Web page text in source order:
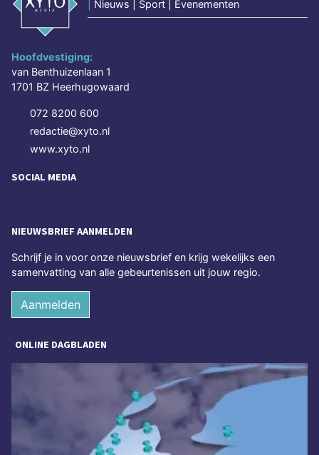
Nieuws | Sport | Evenementen
Hoofdvestiging:
van Benthuizenlaan 1
1701 BZ Heerhugowaard
072 8200 600
redactie@xyto.nl
www.xyto.nl
SOCIAL MEDIA
NIEUWSBRIEF AANMELDEN
Schrijf je in voor onze nieuwsbrief en krijg wekelijks een
samenvatting van alle gebeurtenissen uit jouw regio.
Aanmelden
ONLINE DAGBLADEN